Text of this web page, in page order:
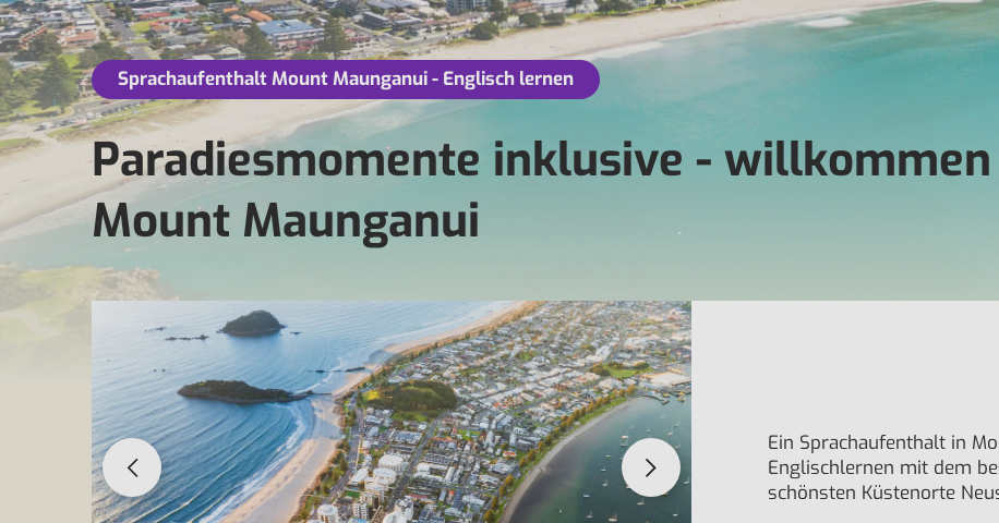
Sprachaufenthalt Mount Maunganui - Englisch lernen
Paradiesmomente inklusive -
Mount Maunganui
Ein Sprachaufenthalt in
Englischlernen mit dem
schönsten Küstenorte